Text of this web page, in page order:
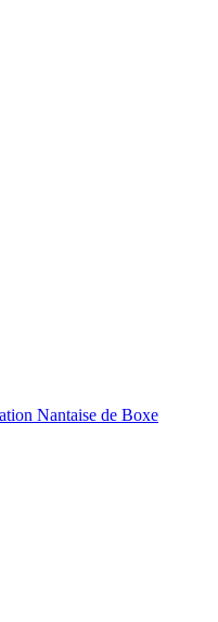
Nantaise de Boxe